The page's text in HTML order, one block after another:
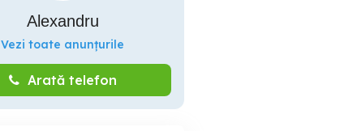
Alexandru
Vezi toate anunțurile
Arată telefon